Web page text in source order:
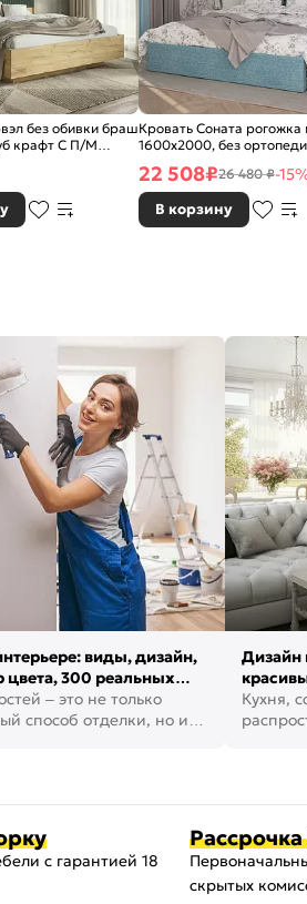
без обивки браш
крафт С П/М
жесткое
Кровать Соната
1600x2000, без
22 508₽26 480 ₽-
В корзину
виды, дизайн,
цвета, 300 реальных
– это не только
способ отделки, но и
Дизайн
Кухня,
с гарантией 18
скрытых